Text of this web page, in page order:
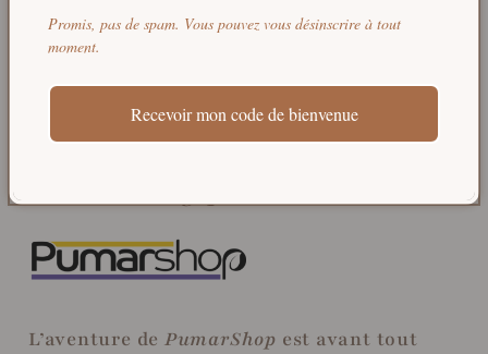
L’aventure de PumarShop est avant tout
Promis, pas de spam. Vous pouvez vous désinscrire à tout
moment.
Recevoir mon code de bienvenue